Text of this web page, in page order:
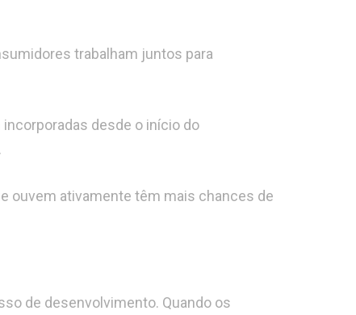
trabalham juntos para
desde o início do
ouvem ativamente têm mais chances de
de desenvolvimento. Quando os